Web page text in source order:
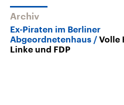
Archiv
Ex-Piraten im Berliner
Abgeordnetenhaus
Volle
Linke und FDP